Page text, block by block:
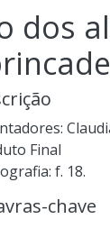
dos
Final
f. 18.
chave